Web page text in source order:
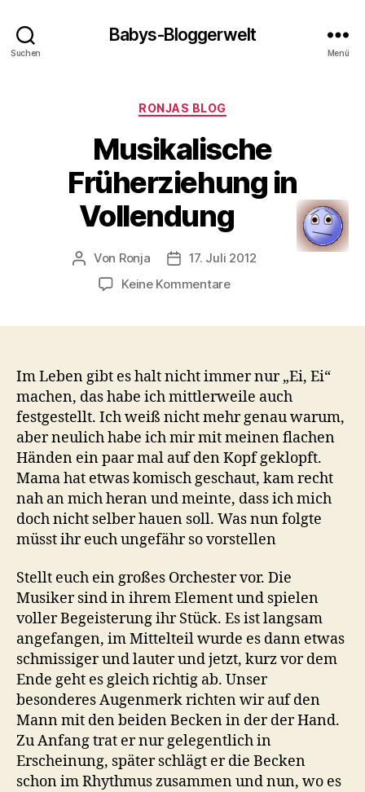
Suchen
Babys-Bloggerwelt
Menü
Kategorien
RONJAS BLOG
Musikalische
Früherziehung in
Vollendung
Beitragsautor
Von Ronja Veröffentlichungsdatum
17. Juli 2012
Keine Kommentarezu
Im Leben gibt es halt nicht immer nur „Ei, Ei“
machen, das habe ich mittlerweile auch
festgestellt. Ich weiß nicht mehr genau warum,
aber neulich habe ich mir mit meinen flachen
Händen ein paar mal auf den Kopf geklopft.
Mama hat etwas komisch geschaut, kam recht
nah an mich heran und meinte, dass ich mich
doch nicht selber hauen soll. Was nun folgte
müsst ihr euch ungefähr so vorstellen
Stellt euch ein großes Orchester vor. Die
Musiker sind in ihrem Element und spielen
voller Begeisterung ihr Stück. Es ist langsam
angefangen, im Mittelteil wurde es dann etwas
schmissiger und lauter und jetzt, kurz vor dem
Ende geht es gleich richtig ab. Unser
besonderes Augenmerk richten wir auf den
Mann mit den beiden Becken in der der Hand.
Zu Anfang trat er nur gelegentlich in
Erscheinung, später schlägt er die Becken
schon im Rhythmus zusammen und nun, wo es